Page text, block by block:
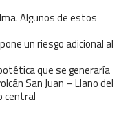
Algunos de estos
un riesgo adicional al
que se generaría
San Juan – Llano del
central